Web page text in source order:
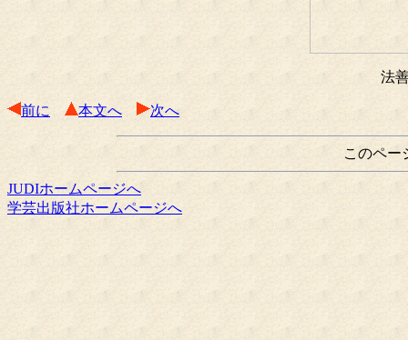
法
前に 本文へ 次へ
このペー
JUDIホームページへ
学芸出版社ホームページへ